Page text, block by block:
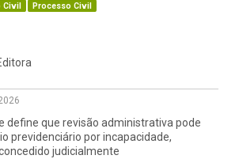
Civil Processo Civil
define que revisão administrativa pode
previdenciário por incapacidade,
judicialmente